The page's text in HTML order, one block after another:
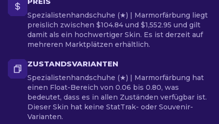
Spezialistenhandschuhe (★) | Marmorfärbung liegt
preislich zwischen $104.84 und $1,552.95 und gilt
damit als ein hochwertiger Skin. Es ist derzeit auf
mehreren Marktplätzen erhältlich.
ZUSTANDSVARIANTEN
Spezialistenhandschuhe (★) | Marmorfärbung hat
einen Float-Bereich von 0.06 bis 0.80, was
bedeutet, dass es in allen Zuständen verfügbar ist.
Dieser Skin hat keine StatTrak- oder Souvenir-
Varianten.